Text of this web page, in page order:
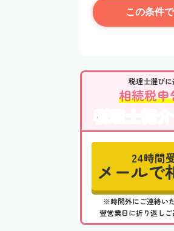
この条件
税理士選びに
相続税申
税理士紹介
24時間
メールで
※時間外にご連絡い
翌営業日に折り返しご